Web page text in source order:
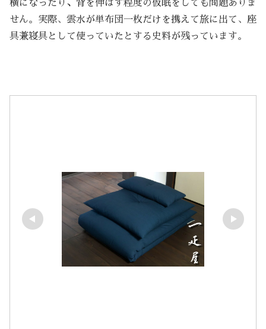
横になったり 、 背を伸ばす程度の仮眠をしても問題ありま
せん。実際、雲水が単布団一枚だけを携えて旅に出て、座
具兼寝具として使っていたとする史料が残っています。